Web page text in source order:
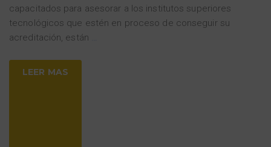
capacitados para asesorar a los institutos superiores
tecnológicos que estén en proceso de conseguir su
acreditación, están
LEER MAS